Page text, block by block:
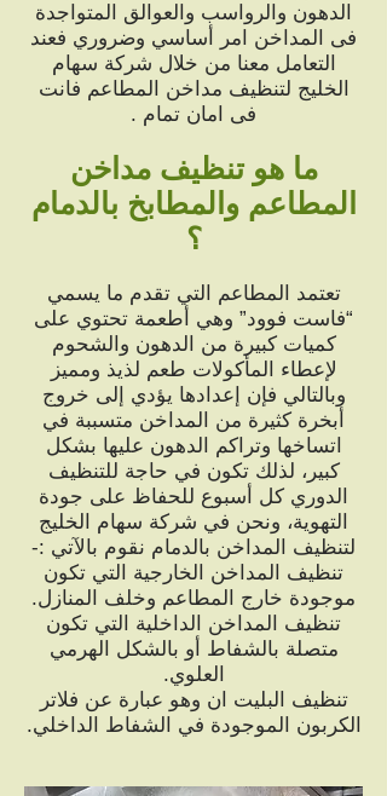
الدهون والرواسب والعوالق المتواجدة
فى المداخن امر أساسي وضروري فعند
التعامل معنا من خلال شركة سهام
الخليج لتنظيف مداخن المطاعم فانت
فى امان تمام .
ما هو تنظيف مداخن
المطاعم والمطابخ بالدمام
؟
تعتمد المطاعم التي تقدم ما يسمي
“فاست فوود” وهي أطعمة تحتوي على
كميات كبيرة من الدهون والشحوم
لإعطاء المأكولات طعم لذيذ ومميز
وبالتالي فإن إعدادها يؤدي إلى خروج
أبخرة كثيرة من المداخن متسببة في
اتساخها وتراكم الدهون عليها بشكل
كبير، لذلك تكون في حاجة للتنظيف
الدوري كل أسبوع للحفاظ على جودة
التهوية، ونحن في شركة سهام الخليج
لتنظيف المداخن بالدمام نقوم بالآتي :-
تنظيف المداخن الخارجية التي تكون
موجودة خارج المطاعم وخلف المنازل.
تنظيف المداخن الداخلية التي تكون
متصلة بالشفاط أو بالشكل الهرمي
العلوي.
تنظيف البليت ان وهو عبارة عن فلاتر
الكربون الموجودة في الشفاط الداخلي.